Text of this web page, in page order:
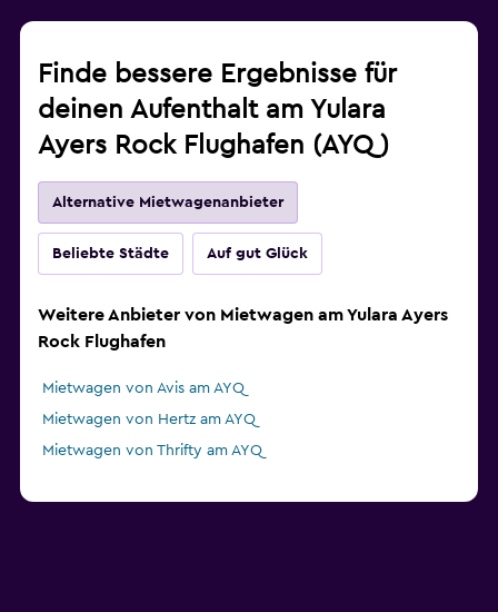
Finde bessere Ergebnisse für
deinen Aufenthalt am Yulara
Ayers Rock Flughafen (AYQ)
Alternative Mietwagenanbieter
Beliebte Städte Auf gut Glück
Weitere Anbieter von Mietwagen am Yulara Ayers
Rock Flughafen
Mietwagen von Avis am AYQ
Mietwagen von Hertz am AYQ
Mietwagen von Thrifty am AYQ